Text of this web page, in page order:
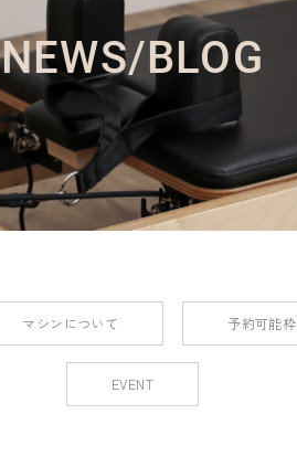
NEWS/BLOG
マシンについて 予約可能枠
EVENT